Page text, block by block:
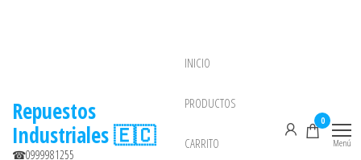
Repuestos
Industriales 🇪🇨
☎0999981255
INICIO
PRODUCTOS
CARRITO
0
Menú